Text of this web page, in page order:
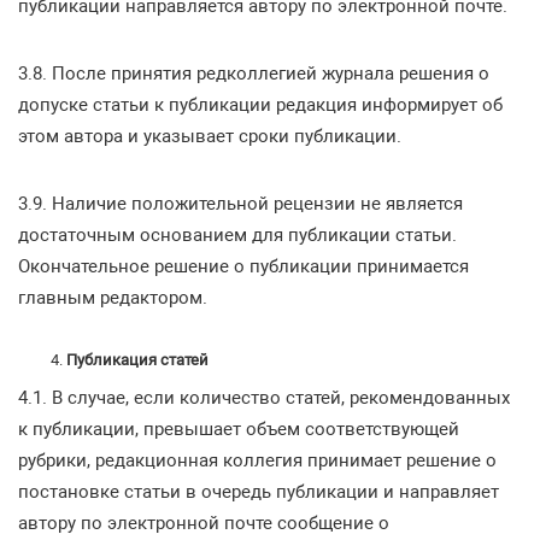
публикации направляется автору по электронной почте.
3.8. После принятия редколлегией журнала решения о
допуске статьи к публикации редакция информирует об
этом автора и указывает сроки публикации.
3.9. Наличие положительной рецензии не является
достаточным основанием для публикации статьи.
Окончательное решение о публикации принимается
главным редактором.
Публикация статей
4.1. В случае, если количество статей, рекомендованных
к публикации, превышает объем соответствующей
рубрики, редакционная коллегия принимает решение о
постановке статьи в очередь публикации и направляет
автору по электронной почте сообщение о